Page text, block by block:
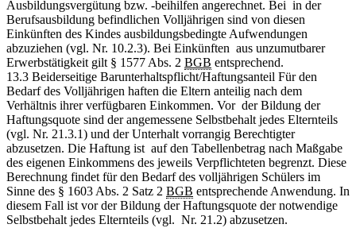
Ausbildungsvergütung bzw. -beihilfen angerechnet. Bei in der
Berufsausbildung befindlichen Volljährigen sind von diesen
Einkünften des Kindes ausbildungsbedingte Aufwendungen
abzuziehen (vgl. Nr. 10.2.3). Bei Einkünften aus unzumutbarer
Erwerbstätigkeit gilt § 1577 Abs. 2 BGB entsprechend.
13.3 Beiderseitige Barunterhaltspflicht/Haftungsanteil Für den
Bedarf des Volljährigen haften die Eltern anteilig nach dem
Verhältnis ihrer verfügbaren Einkommen. Vor der Bildung der
Haftungsquote sind der angemessene Selbstbehalt jedes Elternteils
(vgl. Nr. 21.3.1) und der Unterhalt vorrangig Berechtigter
abzusetzen. Die Haftung ist auf den Tabellenbetrag nach Maßgabe
des eigenen Einkommens des jeweils Verpflichteten begrenzt. Diese
Berechnung findet für den Bedarf des volljährigen Schülers im
Sinne des § 1603 Abs. 2 Satz 2 BGB entsprechende Anwendung. In
diesem Fall ist vor der Bildung der Haftungsquote der notwendige
Selbstbehalt jedes Elternteils (vgl. Nr. 21.2) abzusetzen.